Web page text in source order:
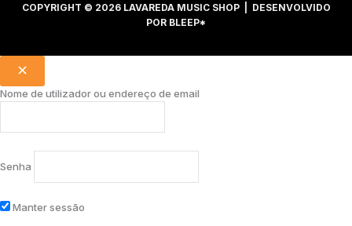
COPYRIGHT © 2026 LAVAREDA MUSIC SHOP | DESENVOLVIDO
POR BLEEP*
Nome de utilizador ou endereço de email
Senha
Manter sessão